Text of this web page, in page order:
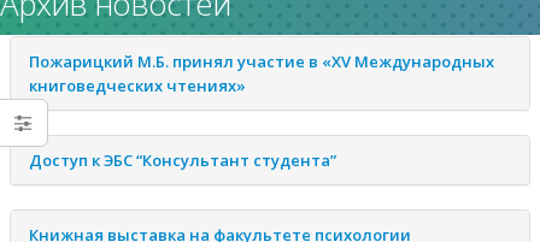
Пожарицкий М.Б. принял участие в «XV Международных
книговедческих чтениях»
Доступ к ЭБС “Консультант студента”
Книжная выставка на факультете психологии